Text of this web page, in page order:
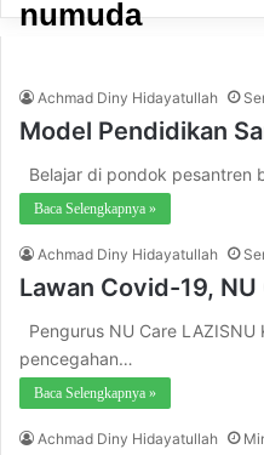
numuda
Achmad Diny Hidayatullah
Model Pendidikan
Belajar di pondok pesantren
Baca Selengkapnya »
Achmad Diny Hidayatullah
Lawan Covid-19,
Pengurus NU Care
pencegahan…
Baca Selengkapnya »
Achmad Diny Hidayatullah